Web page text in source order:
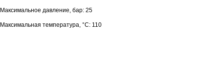
Максимальное давление, бар: 25
Максимальная температура, °С: 110